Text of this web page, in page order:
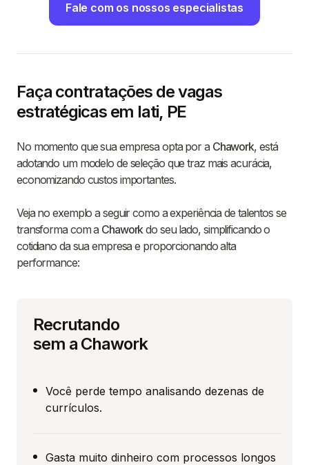
Fale com os nossos especialistas
Faça contratações de vagas
estratégicas em Iati, PE
No momento que sua empresa opta por a Chawork, está
adotando um modelo de seleção que traz mais acurácia,
economizando custos importantes.
Veja no exemplo a seguir como a experiência de talentos se
transforma com a Chaworkdo seu lado, simplificando o
cotidiano da sua empresa e proporcionando alta
performance:
Recrutando
sem a Chawork
Você perde tempo analisando dezenas de
currículos.
Gasta muito dinheiro com processos longos